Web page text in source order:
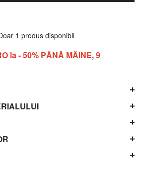
1 produs disponibil
la - 50% PÂNĂ MÂINE, 9